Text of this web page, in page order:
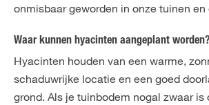
onmisbaar geworden in onze tuinen en
Waar kunnen hyacinten aangeplant worden?
Hyacinten houden van een warme,
schaduwrijke locatie en een goed
grond. Als je tuinbodem nogal zwaar is